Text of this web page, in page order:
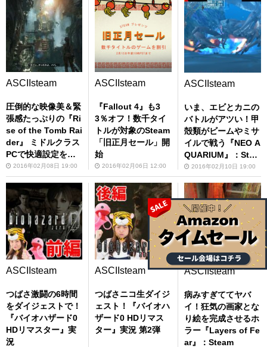
ASCIIsteam
圧倒的な映像美＆緊
張感たっぷりの『Ri
se of the Tomb Rai
der』 ミドルクラス
PCで快適設定を探
る！2016年02月08日 19:00
ASCIIsteam
『Fallout 4』も3
3％オフ！数千タイ
トルが対象のSteam
「旧正月セール」開
始
2016年02月06日 12:00
ASCIIsteam
いま、エビとカニの
バトルがアツい！甲
殻類がビームやミサ
イルで戦う『NEO A
QUARIUM』：Stea
m 2016年02月10日 19:00
ASCIIsteam
つばさ激闘の6時間
をダイジェストで！
『バイオハザード0
HDリマスター』実
況
ASCIIsteam
つばさニコ生ダイジ
ェスト！『バイオハ
ザード0 HDリマス
ター』実況 第2弾
ASCIIsteam
病みすぎててヤバ
イ！狂気の画家とな
り絵を完成させるホ
ラー『Layers of Fe
ar』：Steam